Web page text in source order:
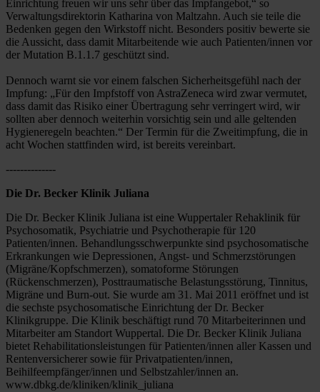
Einrichtung freuen wir uns sehr über das Impfangebot,“ so
Verwaltungsdirektorin Katharina von Maltzahn. Auch sie teile die
Bedenken gegen den Wirkstoff nicht. Besonders positiv bewerte sie
die Aussicht, dass damit Mitarbeitende wie auch Patienten/innen vor
der Mutation B.1.1.7 geschützt sind.
Dennoch warnt sie vor einem falschen Sicherheitsgefühl nach der
Impfung: „Für den Impfstoff von AstraZeneca wird zwar vermutet,
dass damit das Risiko einer Übertragung sehr verringert wird, wir
sollten aber dennoch weiterhin vorsichtig sein und alle geltenden
Hygieneregeln beachten.“ Der Termin für die Zweitimpfung, die in
acht Wochen stattfinden wird, ist bereits vereinbart.
--------------
Die Dr. Becker Klinik Juliana
Die Dr. Becker Klinik Juliana ist eine Wuppertaler Rehaklinik für
Psychosomatik, Psychiatrie und Psychotherapie für 120
Patienten/innen. Behandlungsschwerpunkte sind psychosomatische
Erkrankungen wie Depressionen, Angst- und Schmerzstörungen
(Migräne/Kopfschmerzen), somatoforme Störungen
(Rückenschmerzen), Posttraumatische Belastungsstörung, Tinnitus,
Migräne und Burn-out. Sie wurde am 31. Mai 2011 eröffnet und ist
die sechste psychosomatische Einrichtung der Dr. Becker
Klinikgruppe. Die Klinik beschäftigt rund 70 Mitarbeiterinnen und
Mitarbeiter am Standort Wuppertal. Die Dr. Becker Klinik Juliana
bietet Rehabilitationsleistungen für Patienten/innen aller Kassen und
Rentenversicherer sowie für Privatpatienten/innen,
Beihilfeempfänger/innen und Selbstzahler/innen an.
www.dbkg.de/kliniken/klinik_juliana